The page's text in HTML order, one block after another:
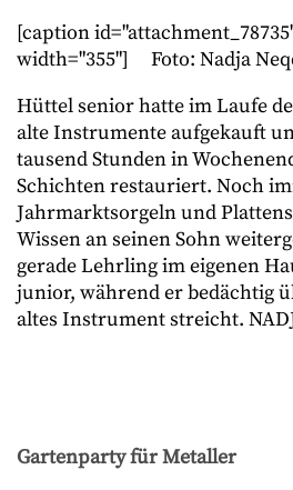
[caption
width="355"]
Foto: Nadja
Hüttel senior hatte im Laufe
alte Instrumente aufgekauft
tausend Stunden in
Schichten restauriert. Noch
Jahrmarktsorgeln und
Wissen an seinen Sohn
gerade Lehrling im eigenen
junior, während er bedächtig
altes Instrument streicht.
Gartenparty für Metaller